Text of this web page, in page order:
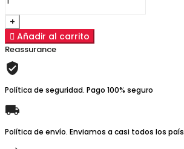
+
 Añadir al carrito
Reassurance
Política de seguridad. Pago 100% seguro
Política de envío. Enviamos a casi todos los